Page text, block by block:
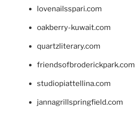
lovenailsspari.com
oakberry-kuwait.com
quartzliterary.com
friendsofbroderickpark.com
studiopiattellina.com
jannagrillspringfield.com